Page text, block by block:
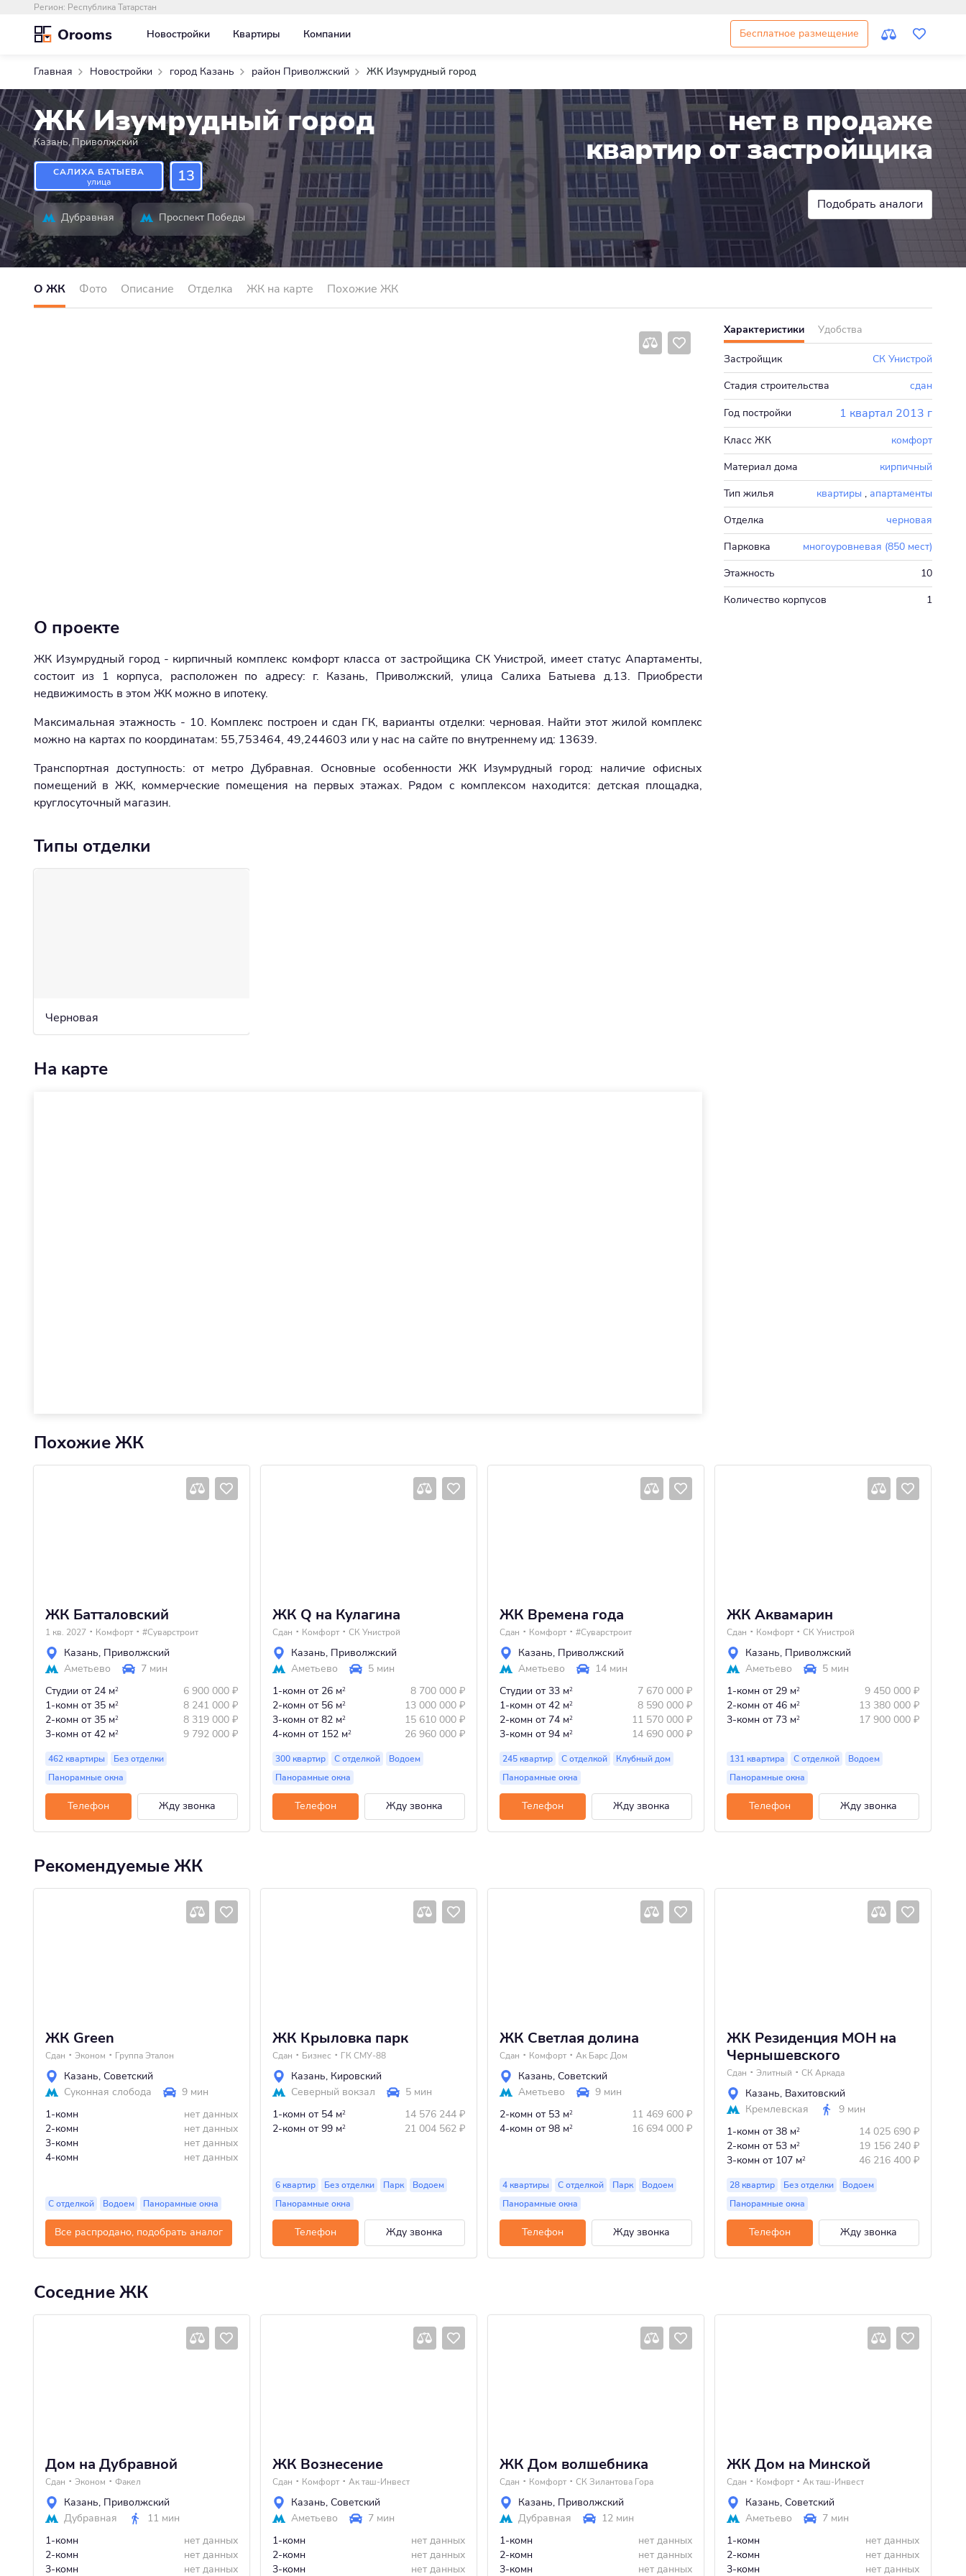
Регион: Республика Татарстан
Orooms Новостройки Квартиры Компании Бесплатное размещение
Главная Новостройки город Казань район Приволжский ЖК Изумрудный город
ЖК Изумрудный город
Казань,Приволжский
САЛИХА БАТЫЕВА
улица
13
Дубравная Проспект Победы
нет в продаже
квартир от застройщика
Подобрать аналоги
О ЖК Фото Описание Отделка ЖК на карте Похожие ЖК
Характеристики Удобства
Застройщик
СК Унистрой
Стадия строительства
сдан
Год постройки
1 квартал 2013 г
Класс ЖК
комфорт
Материал дома
кирпичный
Тип жилья
квартиры , апартаменты
Отделка
черновая
Парковка
многоуровневая (850 мест)
Этажность
10
Количество корпусов
1
О проекте
ЖК Изумрудный город - кирпичный комплекс комфорт класса от застройщика СК Унистрой, имеет статус Апартаменты,
состоит из 1 корпуса, расположен по адресу: г. Казань, Приволжский, улица Салиха Батыева д.13. Приобрести
недвижимость в этом ЖК можно в ипотеку.
Максимальная этажность - 10. Комплекс построен и сдан ГК, варианты отделки: черновая. Найти этот жилой комплекс
можно на картах по координатам: 55,753464, 49,244603 или у нас на сайте по внутреннему ид: 13639.
Транспортная доступность: от метро Дубравная. Основные особенности ЖК Изумрудный город: наличие офисных
помещений в ЖК, коммерческие помещения на первых этажах. Рядом с комплексом находится: детская площадка,
круглосуточный магазин.
Типы отделки
Черновая
На карте
Похожие ЖК
ЖК Батталовский
1 кв. 2027 Комфорт #Суварстроит
Казань, Приволжский
Аметьево
7 мин
Студии от 24 м2 6 900 000 ₽
1-комн от 35 м2 8 241 000 ₽
2-комн от 35 м2 8 319 000 ₽
3-комн от 42 м2 9 792 000 ₽
462 квартиры
Без отделки
Панорамные окна
Телефон Жду звонка
ЖК Q на Кулагина
Сдан Комфорт СК Унистрой
Казань, Приволжский
Аметьево
5 мин
1-комн от 26 м2 8 700 000 ₽
2-комн от 56 м2 13 000 000 ₽
3-комн от 82 м2 15 610 000 ₽
4-комн от 152 м2 26 960 000 ₽
300 квартир С отделкой
Водоем
Панорамные окна
Телефон Жду звонка
ЖК Времена года
Сдан Комфорт #Суварстроит
Казань, Приволжский
Аметьево
14 мин
Студии от 33 м2 7 670 000 ₽
1-комн от 42 м2 8 590 000 ₽
2-комн от 74 м2 11 570 000 ₽
3-комн от 94 м2 14 690 000 ₽
245 квартир С отделкой
Клубный дом
Панорамные окна
Телефон Жду звонка
ЖК Аквамарин
Сдан Комфорт СК Унистрой
Казань, Приволжский
Аметьево
5 мин
1-комн от 29 м2 9 450 000 ₽
2-комн от 46 м2 13 380 000 ₽
3-комн от 73 м2 17 900 000 ₽
131 квартира С отделкой
Водоем
Панорамные окна
Телефон Жду звонка
Рекомендуемые ЖК
ЖК Green
Сдан Эконом Группа Эталон
Казань, Советский
Суконная слобода
9 мин
1-комн
нет данных
2-комн
нет данных
3-комн
нет данных
4-комн
нет данных
С отделкой Водоем Панорамные окна
Все распродано, подобрать аналог
ЖК Крыловка парк
Сдан Бизнес ГК СМУ-88
Казань, Кировский
Северный вокзал
5 мин
1-комн от 54 м2 14 576 244 ₽
2-комн от 99 м2 21 004 562 ₽
6 квартир Без отделки Парк
Водоем
Панорамные окна
Телефон Жду звонка
ЖК Светлая долина
Сдан Комфорт Ак Барс Дом
Казань, Советский
Аметьево
9 мин
2-комн от 53 м2 11 469 600 ₽
4-комн от 98 м2 16 694 000 ₽
4 квартиры С отделкой Парк
Водоем
Панорамные окна
Телефон Жду звонка
ЖК Резиденция МОН на
Чернышевского
Сдан Элитный СК Аркада
Казань, Вахитовский
Кремлевская
9 мин
1-комн от 38 м2 14 025 690 ₽
2-комн от 53 м2 19 156 240 ₽
3-комн от 107 м2 46 216 400 ₽
28 квартир Без отделки
Водоем
Панорамные окна
Телефон Жду звонка
Соседние ЖК
Дом на Дубравной
Сдан Эконом Факел
Казань, Приволжский
Дубравная
11 мин
1-комн
нет данных
2-комн
нет данных
3-комн
нет данных
ЖК Вознесение
Сдан Комфорт Ак таш-Инвест
Казань, Советский
Аметьево
7 мин
1-комн
нет данных
2-комн
нет данных
3-комн
нет данных
ЖК Дом волшебника
Сдан Комфорт СК Зилантова Гора
Казань, Приволжский
Дубравная
12 мин
1-комн
нет данных
2-комн
нет данных
3-комн
нет данных
ЖК Дом на Минской
Сдан Комфорт Ак таш-Инвест
Казань, Советский
Аметьево
7 мин
1-комн
нет данных
2-комн
нет данных
3-комн
нет данных